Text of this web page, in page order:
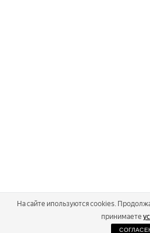
На сайте ипользуются cookies.
принимаете